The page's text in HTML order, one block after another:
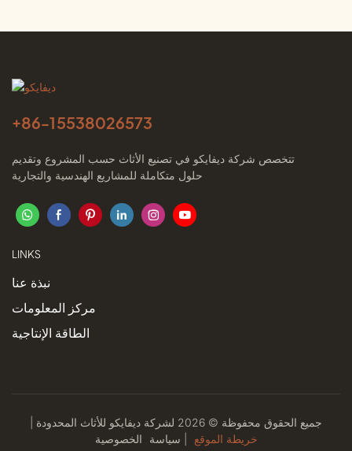
+86-15538026573
تتخصص شركة ديفايكو في تصنيع الأثاث حسب المشروع وتقديم
حلول متكاملة للمشاريع الهندسية والتجارية
LINKS
نبذة عنا
مركز المعلومات
الطاقة الإنتاجية
جميع الحقوق محفوظة © 2026 لشركة ديفايكو للأثاث المحدودة |
خريطة الموقع
سياسة الخصوصية